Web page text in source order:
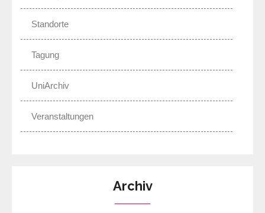
Standorte
Tagung
UniArchiv
Veranstaltungen
Archiv